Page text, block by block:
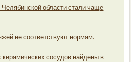
области стали чаще
не соответствуют нормам.
сосудов найдены в